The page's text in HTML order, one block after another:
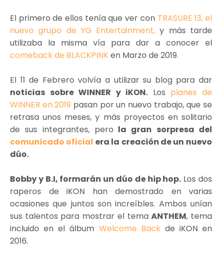
El primero de ellos tenía que ver con TRASURE 13, el
nuevo grupo de YG Entertainment, y más tarde
utilizaba la misma vía para dar a conocer el
comeback de BLACKPINKen Marzo de 2019.
El 11 de Febrero volvía a utilizar su blog para dar
noticias sobre WINNER y iKON. Los planes de
WINNER en 2019 pasan por un nuevo trabajo, que se
retrasa unos meses, y más proyectos en solitario
de sus integrantes, pero la gran sorpresa del
comunicado oficial era la creación de un nuevo
dúo.
Bobby y B.I, formarán un dúo de hip hop. Los dos
raperos de iKON han demostrado en varias
ocasiones que juntos son increíbles. Ambos unían
sus talentos para mostrar el temaANTHEM, tema
incluido en el álbum Welcome Backde iKON en
2016.